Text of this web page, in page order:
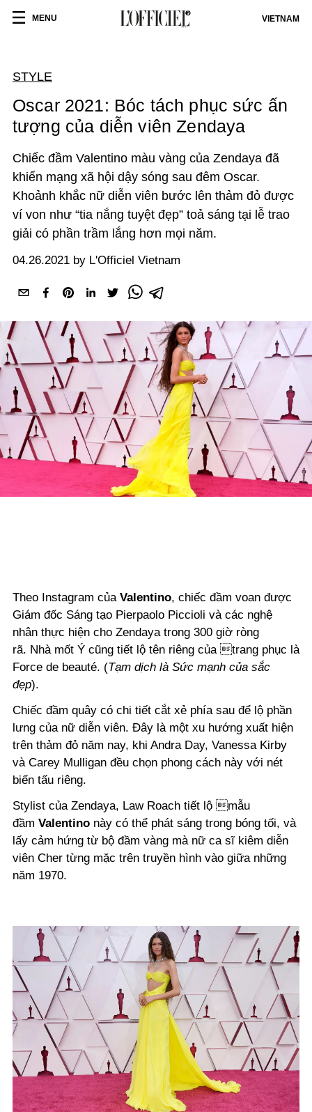
MENU VIETNAM
STYLE
Oscar 2021: Bóc tách phục sức ấn
tượng của diễn viên Zendaya
Chiếc đầm Valentino màu vàng của Zendaya đã
khiến mạng xã hội dậy sóng sau đêm Oscar.
Khoảnh khắc nữ diễn viên bước lên thảm đỏ được
ví von như “tia nắng tuyệt đẹp” toả sáng tại lễ trao
giải có phần trầm lắng hơn mọi năm.
04.26.2021 by L'Officiel Vietnam
Theo Instagram củaValentino, chiếc đầm voan được
Giám đốc Sáng tạo Pierpaolo Piccioli và các nghệ
nhân thực hiện cho Zendaya trong 300 giờ ròng
rã. Nhà mốt Ý cũng tiết lộ tên riêng của trang phục là
Force de beauté. (Tạm dịch là Sức mạnh của sắc
đẹp).
Chiếc đầm quây có chi tiết cắt xẻ phía sau để lộ phần
lưng của nữ diễn viên. Đây là một xu hướng xuất hiện
trên thảm đỏ năm nay, khi Andra Day, Vanessa Kirby
và Carey Mulligan đều chọn phong cách này với nét
biến tấu riêng.
Stylist của Zendaya, Law Roach tiết lộ mẫu
đầm Valentino này có thể phát sáng trong bóng tối, và
lấy cảm hứng từ bộ đầm vàng mà nữ ca sĩ kiêm diễn
viên Cher từng mặc trên truyền hình vào giữa những
năm 1970.